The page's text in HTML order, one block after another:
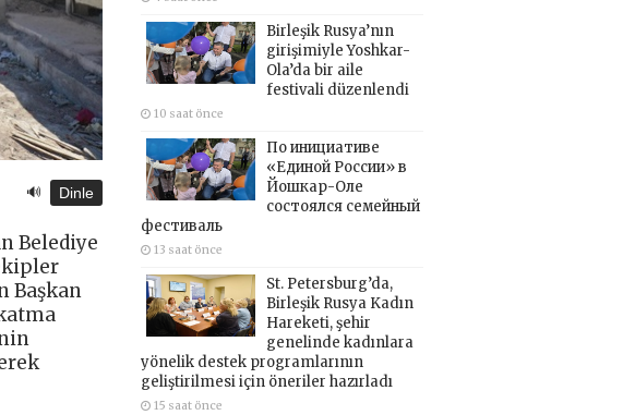
🔊 Dinle
Belediye
Başkan
Birleşik Rusya’nın
girişimiyle Yoshkar-
Ola’da bir aile
festivali düzenlendi
10 saat önce
По инициативе
«Единой России» в
Йошкар-Оле
состоялся семейный
фестиваль
13 saat önce
St. Petersburg’da,
Birleşik Rusya Kadın
Hareketi, şehir
genelinde kadınlara
yönelik destek programlarının
geliştirilmesi için öneriler hazırladı
15 saat önce